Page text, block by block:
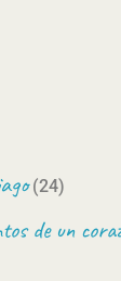
(24)
de un